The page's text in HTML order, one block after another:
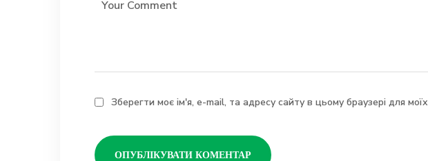
Зберегти моє ім'я, e-mail, та адресу сайту в цьому браузері для